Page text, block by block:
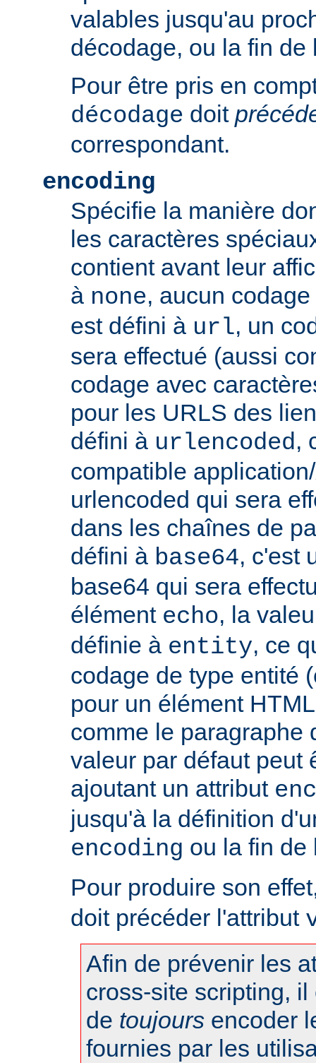
valables jusqu'au
décodage, ou la fin de
Pour être pris en
décodage doit
correspondant.
encoding
Spécifie la manière
les caractères
contient avant leur
à none, aucun
est défini à url, un
sera effectué (aussi
codage avec
pour les URLS des
défini à urlencoded,
compatible
urlencoded qui sera
dans les chaînes de
défini à base64, c'est
base64 qui sera
élément echo, la
définie à entity, ce
codage de type entité
pour un élément
comme le paragraphe
valeur par défaut peut
ajoutant un attribut
jusqu'à la définition
encoding ou la fin de
Pour produire son
doit précéder l'attribut
Afin de prévenir les
cross-site scripting,
de toujours encoder
fournies par les